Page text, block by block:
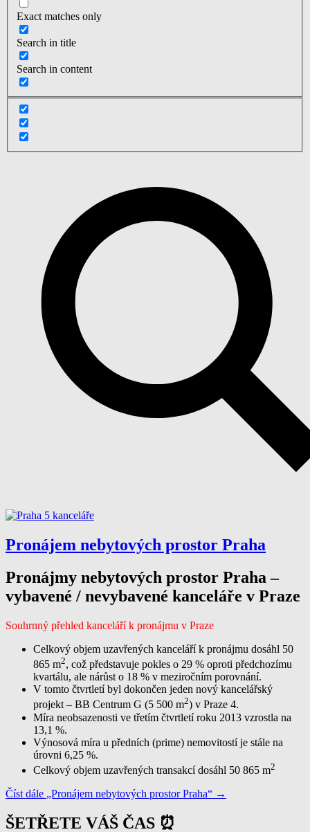
Exact matches only
Search in title
Search in content
Pronájem nebytových prostor Praha
Pronájmy nebytových prostor Praha –
vybavené / nevybavené kanceláře v Praze
Souhrnný přehled kanceláří k pronájmu v Praze
Celkový objem uzavřených kanceláří k pronájmu dosáhl 50
865 m2, což představuje pokles o 29 % oproti předchozímu
kvartálu, ale nárůst o 18 % v meziročním porovnání.
V tomto čtvrtletí byl dokončen jeden nový kancelářský
projekt – BB Centrum G (5 500 m2) v Praze 4.
Míra neobsazenosti ve třetím čtvrtletí roku 2013 vzrostla na
13,1 %.
Výnosová míra u předních (prime) nemovitostí je stále na
úrovni 6,25 %.
Celkový objem uzavřených transakcí dosáhl 50 865 m2
Číst dále „Pronájem nebytových prostor Praha“ →
ŠETŘETE VÁŠ ČAS ⏰